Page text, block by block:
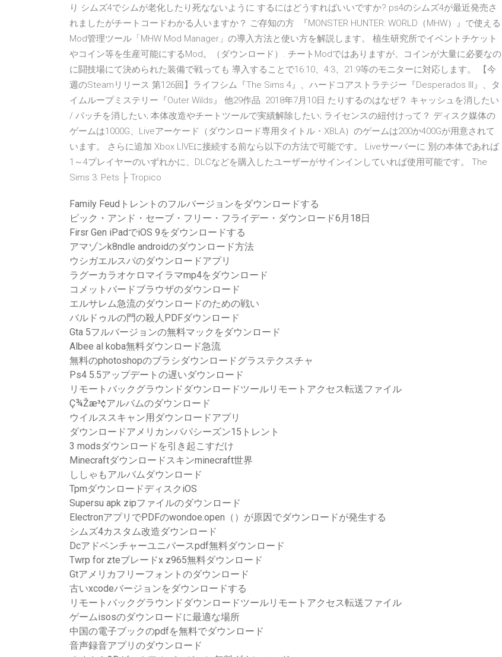
り シムズ4でシムが老化したり死なないように するにはどうすればいいですか? ps4のシムズ4が最近発売さ
れましたがチートコードわかる人いますか？ ご存知の方 『MONSTER HUNTER: WORLD（MHW）』で使える
Mod管理ツール「MHW Mod Manager」の導入方法と使い方を解説します。 植生研究所でイベントチケット
やコイン等を生産可能にするMod。（ダウンロード）. チートModではありますが、コインが大量に必要なの
に闘技場にて決められた装備で戦っても 導入することで16:10、4:3、21:9等のモニターに対応します。 【今
週のSteamリリース 第126回】ライフシム『The Sims 4』、ハードコアストラテジー『Desperados III』、タ
イムループミステリー『Outer Wilds』 他29作品. 2018年7月10日 たりするのはなぜ？ キャッシュを消したい
/ パッチを消したい; 本体改造やチートツールで実績解除したい; ライセンスの紐付けって？ ディスク媒体の
ゲームは1000G、Liveアーケード（ダウンロード専用タイトル・XBLA）のゲームは200か400Gが用意されて
います。 さらに追加 Xbox LIVEに接続する前なら以下の方法で可能です。 Liveサーバーに 別の本体であれば
1～4プレイヤーのいずれかに、DLCなどを購入したユーザーがサインインしていれば使用可能です。 The
Sims 3: Pets ├ Tropico
Family Feudトレントのフルバージョンをダウンロードする
ピック・アンド・セーブ・フリー・フライデー・ダウンロード6月18日
Firsr Gen iPadでiOS 9をダウンロードする
アマゾンk8ndle androidのダウンロード方法
ウシガエルスパのダウンロードアプリ
ラグーカラオケロマイラマmp4をダウンロード
コメットバードブラウザのダウンロード
エルサレム急流のダウンロードのための戦い
バルドゥルの門の殺人PDFダウンロード
Gta 5フルバージョンの無料マックをダウンロード
Albee al koba無料ダウンロード急流
無料のphotoshopのブラシダウンロードグラステクスチャ
Ps4 5.5アップデートの遅いダウンロード
リモートバックグラウンドダウンロードツールリモートアクセス転送ファイル
Ç¾Žæ³¢アルバムのダウンロード
ウイルススキャン用ダウンロードアプリ
ダウンロードアメリカンパパシーズン15トレント
3 modsダウンロードを引き起こすだけ
Minecraftダウンロードスキンminecraft世界
ししゃもアルバムダウンロード
TpmダウンロードディスクiOS
Supersu apk zipファイルのダウンロード
ElectronアプリでPDFのwondoe.open（）が原因でダウンロードが発生する
シムズ4カスタム改造ダウンロード
Dcアドベンチャーユニバースpdf無料ダウンロード
Twrp for zteブレードx z965無料ダウンロード
Gtアメリカフリーフォントのダウンロード
古いxcodeバージョンをダウンロードする
リモートバックグラウンドダウンロードツールリモートアクセス転送ファイル
ゲームisosのダウンロードに最適な場所
中国の電子ブックのpdfを無料でダウンロード
音声録音アプリのダウンロード